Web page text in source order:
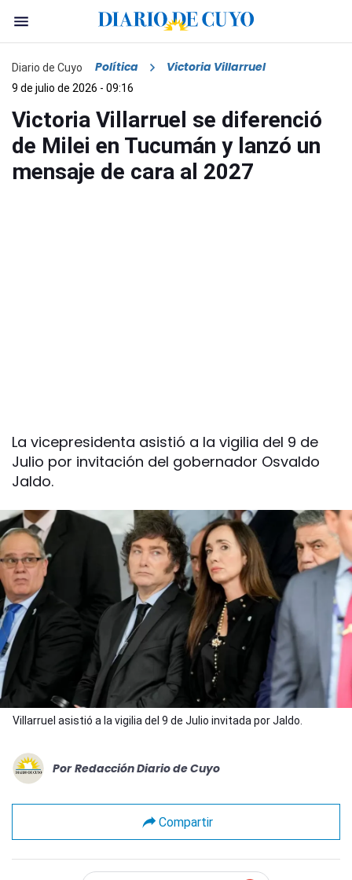
Diario de Cuyo Política Victoria Villarruel
9 de julio de 2026 - 09:16
Victoria Villarruel se diferenció
de Milei en Tucumán y lanzó un
mensaje de cara al 2027
La vicepresidenta asistió a la vigilia del 9 de
Julio por invitación del gobernador Osvaldo
Jaldo.
Villarruel asistió a la vigilia del 9 de Julio invitada por Jaldo.
Por Redacción Diario de Cuyo
Compartir